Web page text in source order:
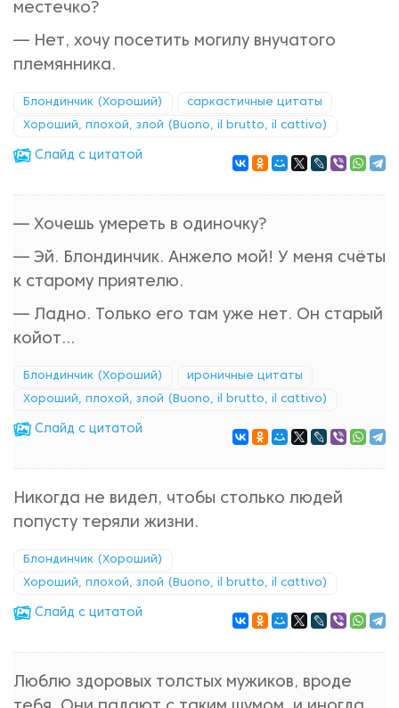
местечко?
— Нет, хочу посетить могилу внучатого
племянника.
Блондинчик (Хороший) саркастичные цитаты
Хороший, плохой, злой (Buono, il brutto, il cattivo)
Cлайд с цитатой
— Хочешь умереть в одиночку?
— Эй. Блондинчик. Анжело мой! У меня счёты
к старому приятелю.
— Ладно. Только его там уже нет. Он старый
койот...
Блондинчик (Хороший) ироничные цитаты
Хороший, плохой, злой (Buono, il brutto, il cattivo)
Cлайд с цитатой
Никогда не видел, чтобы столько людей
попусту теряли жизни.
Блондинчик (Хороший)
Хороший, плохой, злой (Buono, il brutto, il cattivo)
Cлайд с цитатой
Люблю здоровых толстых мужиков, вроде